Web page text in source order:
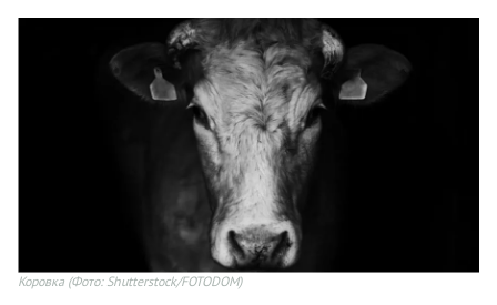
Коровка (Фото: Shutterstock/FOTODOM)